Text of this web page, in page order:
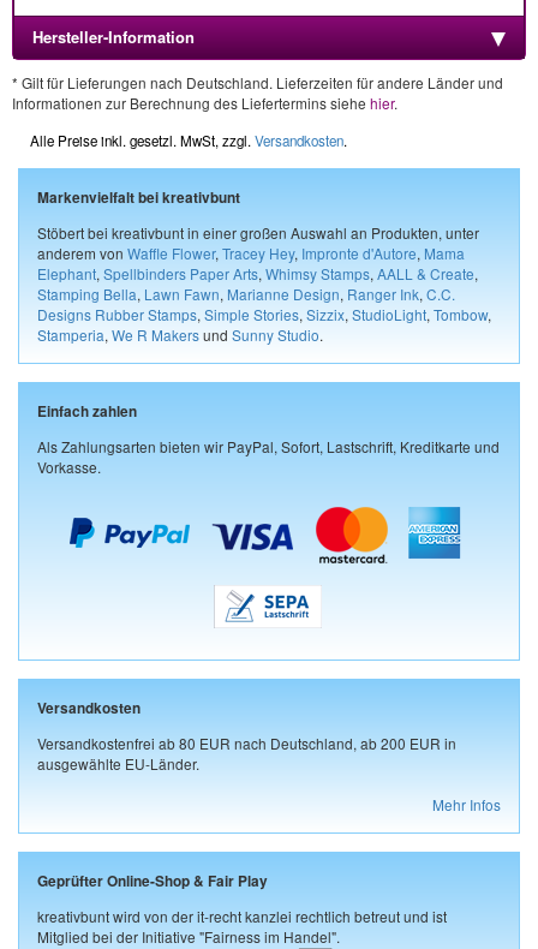
Hersteller-Information
* Gilt für Lieferungen nach Deutschland. Lieferzeiten für andere Länder und
Informationen zur Berechnung des Liefertermins siehe hier.
Alle Preise inkl. gesetzl. MwSt, zzgl. Versandkosten.
Markenvielfalt bei kreativbunt
Stöbert bei kreativbunt in einer großen Auswahl an Produkten, unter
anderem von Waffle Flower, Tracey Hey, Impronte d'Autore, Mama
Elephant, Spellbinders Paper Arts, Whimsy Stamps, AALL & Create,
Stamping Bella, Lawn Fawn, Marianne Design, Ranger Ink, C.C.
Designs Rubber Stamps, Simple Stories, Sizzix, StudioLight, Tombow,
Stamperia, We R Makersund Sunny Studio.
Einfach zahlen
Als Zahlungsarten bieten wir PayPal, Sofort, Lastschrift, Kreditkarte und
Vorkasse.
Versandkosten
Versandkostenfrei ab 80 EUR nach Deutschland, ab 200 EUR in
ausgewählte EU-Länder.
Mehr Infos
Geprüfter Online-Shop & Fair Play
kreativbunt wird von der it-recht kanzlei rechtlich betreut und ist
Mitglied bei der Initiative "Fairness im Handel".